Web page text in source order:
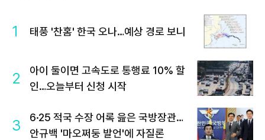
1 태풍 '찬홈' 한국 오나…예상 경로 보니
2
아이 둘이면 고속도로 통행료 10% 할
인…오늘부터 신청 시작
3
6·25 적국 수장 어록 읊은 국방장관…
안규백 '마오쩌둥 발언'에 자질론